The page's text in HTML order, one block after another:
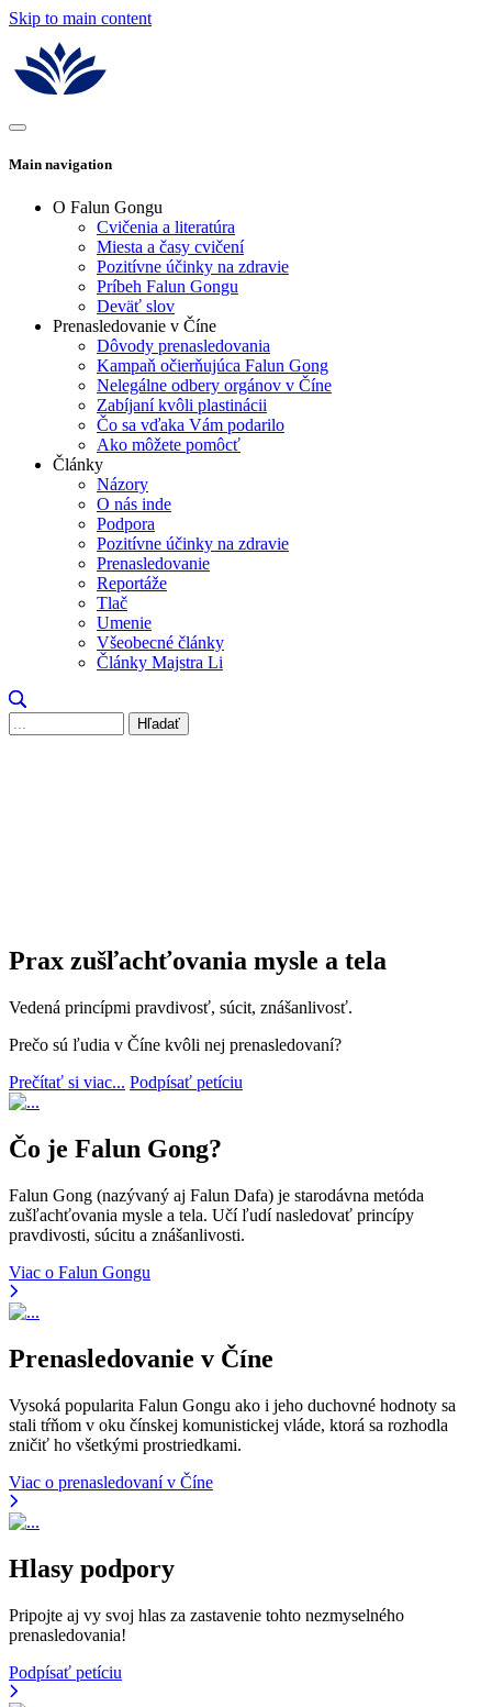
Skip to main content
Main navigation
O Falun Gongu
Cvičenia a literatúra
Miesta a časy cvičení
Pozitívne účinky na zdravie
Príbeh Falun Gongu
Deväť slov
Prenasledovanie v Číne
Dôvody prenasledovania
Kampaň očierňujúca Falun Gong
Nelegálne odbery orgánov v Číne
Zabíjaní kvôli plastinácii
Čo sa vďaka Vám podarilo
Ako môžete pomôcť
Články
Názory
O nás inde
Podpora
Pozitívne účinky na zdravie
Prenasledovanie
Reportáže
Tlač
Umenie
Všeobecné články
Články Majstra Li
Hľadať
Prax zušľachťovania mysle a tela
Vedená princípmi pravdivosť, súcit, znášanlivosť.
Prečo sú ľudia v Číne kvôli nej prenasledovaní?
Prečítať si viac... Podpísať petíciu
Čo je Falun Gong?
Falun Gong (nazývaný aj Falun Dafa) je starodávna metóda
zušľachťovania mysle a tela. Učí ľudí nasledovať princípy
pravdivosti, súcitu a znášanlivosti.
Viac o Falun Gongu
Prenasledovanie v Číne
Vysoká popularita Falun Gongu ako i jeho duchovné hodnoty sa
stali tŕňom v oku čínskej komunistickej vláde, ktorá sa rozhodla
zničiť ho všetkými prostriedkami.
Viac o prenasledovaní v Číne
Hlasy podpory
Pripojte aj vy svoj hlas za zastavenie tohto nezmyselného
prenasledovania!
Podpísať petíciu